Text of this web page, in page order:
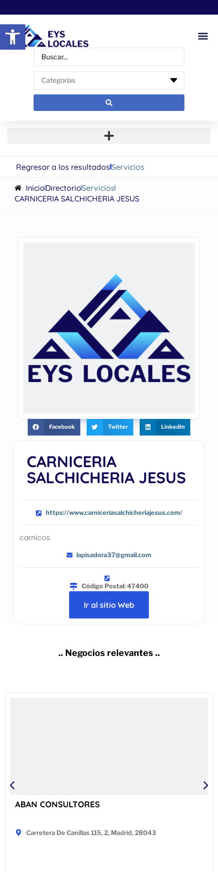
Abrir barra de herramientas
Regresar a los resultadosServicios
InicioDirectorioServicios
CARNICERIA SALCHICHERIA JESUS
CARNICERIA
SALCHICHERIA JESUS
https://www.carniceriasalchicheriajesus.com/
carnicos
lapisadora37@gmail.com
Código Postal: 47400
Ir al sitio Web
Facebook Twitter LinkedIn
.. Negocios relevantes ..
ABAN CONSULTORES
Carretera De Canillas 115, 2, Madrid, 28043